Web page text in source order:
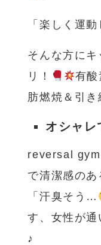
「楽しく運
そんな方にキ
リ！
有酸
肪燃焼＆引
オシャレ
reversal
で清潔感のあ
「汗臭そう…
す、女性が
♪